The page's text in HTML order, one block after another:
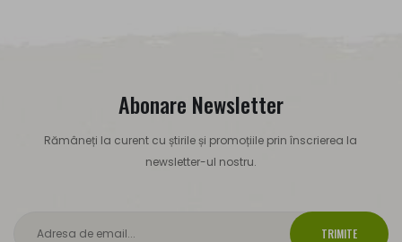
Abonare Newsletter
Rămâneți la curent cu știrile și promoțiile prin înscrierea la
newsletter-ul nostru.
TRIMITE